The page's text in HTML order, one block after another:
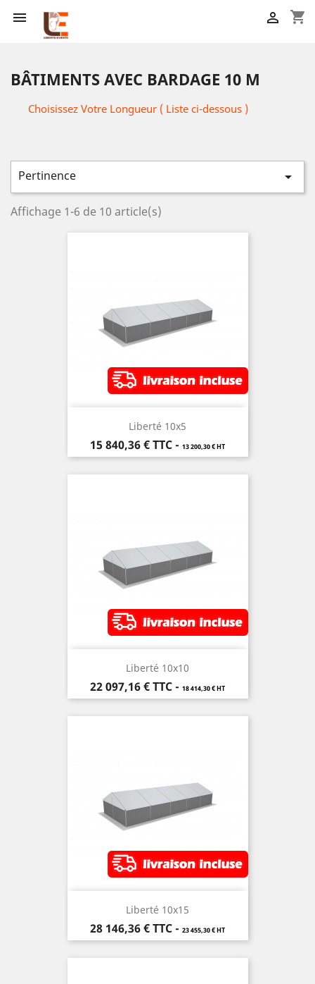
 shopping_cart

BÂTIMENTS AVEC BARDAGE 10 M
Choisissez Votre Longueur ( Liste ci-dessous )
Pertinence 
Affichage 1-6 de 10 article(s)
Liberté 10x5
Prix
15 840,36 €TTC- 13 200,30 € HT
Liberté 10x10
Prix
22 097,16 €TTC- 18 414,30 € HT
Liberté 10x15
Prix
28 146,36 €TTC- 23 455,30 € HT